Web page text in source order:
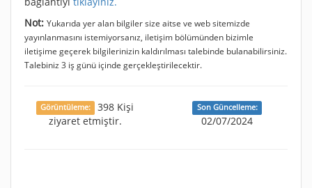
Not: Yukarıda yer alan bilgiler size aitse ve web sitemizde
yayınlanmasını istemiyorsanız, iletişim bölümünden bizimle
iletişime geçerek bilgilerinizin kaldırılması talebinde bulanabilirsiniz.
Talebiniz 3 iş günü içinde gerçekleştirilecektir.
Görüntüleme:
398 Kişi
ziyaret etmiştir.
Son Güncelleme:
02/07/2024